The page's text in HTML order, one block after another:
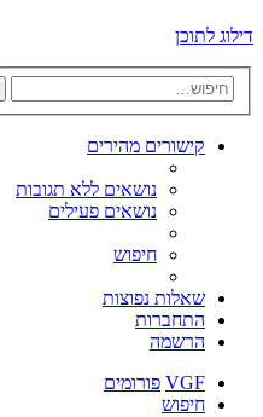
דילוג לתוכן
קישורים מהירים
נושאים ללא תגובות
נושאים פעילים
חיפוש
שאלות נפוצות
התחברות
הרשמה
VGF פורומים
חיפוש